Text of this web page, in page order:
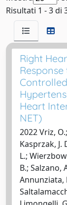
Risultati 1 - 3 di
Right
Heart
NET)
2022 Vriz,
Kasprzak, J.
L.;
B.; Salzano,
Annunziata,